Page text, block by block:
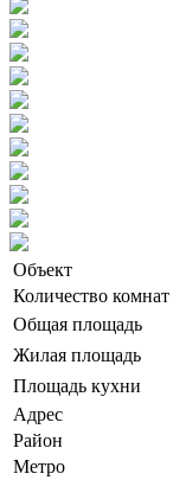
Объект
Количество комнат
Общая площадь
Жилая площадь
Площадь кухни
Адрес
Район
Метро